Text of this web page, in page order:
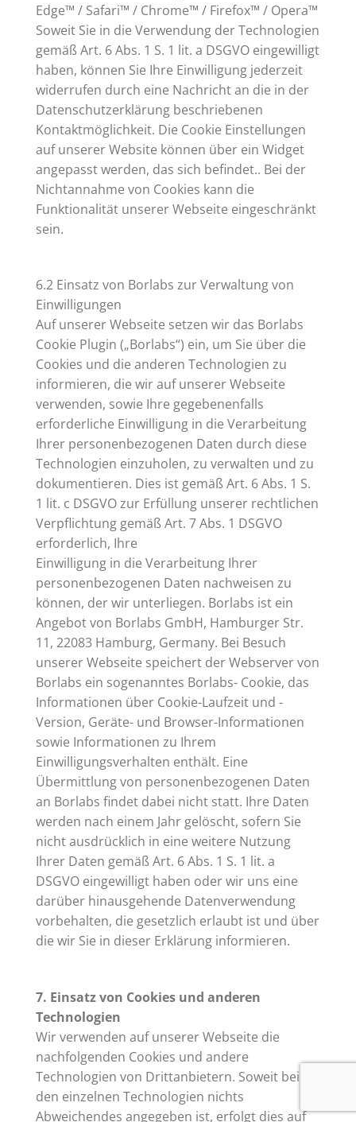
Edge™ / Safari™ / Chrome™ / Firefox™ / Opera™
Soweit Sie in die Verwendung der Technologien
gemäß Art. 6 Abs. 1 S. 1 lit. a DSGVO eingewilligt
haben, können Sie Ihre Einwilligung jederzeit
widerrufen durch eine Nachricht an die in der
Datenschutzerklärung beschriebenen
Kontaktmöglichkeit. Die Cookie Einstellungen
auf unserer Website können über ein Widget
angepasst werden, das sich befindet.. Bei der
Nichtannahme von Cookies kann die
Funktionalität unserer Webseite eingeschränkt
sein.
6.2 Einsatz von Borlabs zur Verwaltung von
Einwilligungen
Auf unserer Webseite setzen wir das Borlabs
Cookie Plugin („Borlabs“) ein, um Sie über die
Cookies und die anderen Technologien zu
informieren, die wir auf unserer Webseite
verwenden, sowie Ihre gegebenenfalls
erforderliche Einwilligung in die Verarbeitung
Ihrer personenbezogenen Daten durch diese
Technologien einzuholen, zu verwalten und zu
dokumentieren. Dies ist gemäß Art. 6 Abs. 1 S.
1 lit. c DSGVO zur Erfüllung unserer rechtlichen
Verpflichtung gemäß Art. 7 Abs. 1 DSGVO
erforderlich, Ihre
Einwilligung in die Verarbeitung Ihrer
personenbezogenen Daten nachweisen zu
können, der wir unterliegen. Borlabs ist ein
Angebot von Borlabs GmbH, Hamburger Str.
11, 22083 Hamburg, Germany. Bei Besuch
unserer Webseite speichert der Webserver von
Borlabs ein sogenanntes Borlabs- Cookie, das
Informationen über Cookie-Laufzeit und -
Version, Geräte- und Browser-Informationen
sowie Informationen zu Ihrem
Einwilligungsverhalten enthält. Eine
Übermittlung von personenbezogenen Daten
an Borlabs findet dabei nicht statt. Ihre Daten
werden nach einem Jahr gelöscht, sofern Sie
nicht ausdrücklich in eine weitere Nutzung
Ihrer Daten gemäß Art. 6 Abs. 1 S. 1 lit. a
DSGVO eingewilligt haben oder wir uns eine
darüber hinausgehende Datenverwendung
vorbehalten, die gesetzlich erlaubt ist und über
die wir Sie in dieser Erklärung informieren.
7. Einsatz von Cookies und anderen
Technologien
Wir verwenden auf unserer Webseite die
nachfolgenden Cookies und andere
Technologien von Drittanbietern. Soweit bei
den einzelnen Technologien nichts
Abweichendes angegeben ist, erfolgt dies auf